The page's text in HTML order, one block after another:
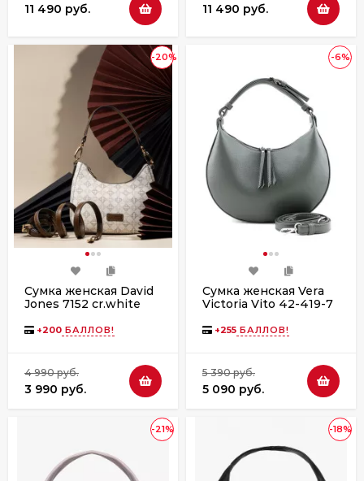
11 490 руб. 11 490 руб.
-20%
Сумка женская David
Jones 7152 cr.white
+200 БАЛЛОВ!
4 990 руб.
3 990 руб.
-6%
Сумка женская Vera
Victoria Vito 42-419-7
+255 БАЛЛОВ!
5 390 руб.
5 090 руб.
-21% -18%